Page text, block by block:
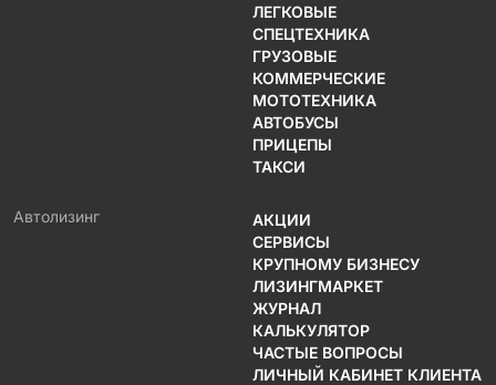
ЛЕГКОВЫЕ
СПЕЦТЕХНИКА
ГРУЗОВЫЕ
КОММЕРЧЕСКИЕ
МОТОТЕХНИКА
АВТОБУСЫ
ПРИЦЕПЫ
ТАКСИ
Автолизинг
АКЦИИ
СЕРВИСЫ
КРУПНОМУ БИЗНЕСУ
ЛИЗИНГМАРКЕТ
ЖУРНАЛ
КАЛЬКУЛЯТОР
ЧАСТЫЕ ВОПРОСЫ
ЛИЧНЫЙ КАБИНЕТ КЛИЕНТА